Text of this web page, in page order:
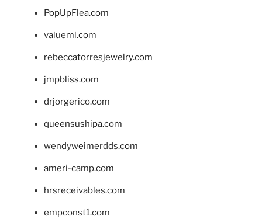
PopUpFlea.com
valueml.com
rebeccatorresjewelry.com
jmpbliss.com
drjorgerico.com
queensushipa.com
wendyweimerdds.com
ameri-camp.com
hrsreceivables.com
empconst1.com